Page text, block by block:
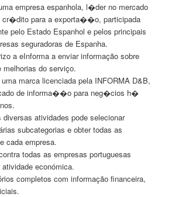
empresa espanhola, l�der no mercado
cr�dito para a exporta��o, participada
pelo Estado Espanhol e pelos principais
seguradoras de Espanha.
a eInforma a enviar informação sobre
melhorias do serviço.
marca licenciada pela INFORMA D&B,
de informa��o para neg�cios h�
diversas atividades pode selecionar
subcategorias e obter todas as
cada empresa.
todas as empresas portuguesas
económica.
completos com informação financeira,